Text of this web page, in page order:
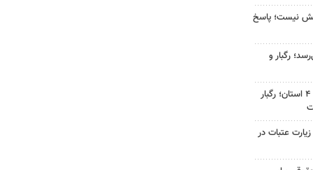
نیست؛ پاسخ
رگبار و
هشدار نارنجی هواشناسی برای ۴ استان؛ رگبار
زیارت عتبات در